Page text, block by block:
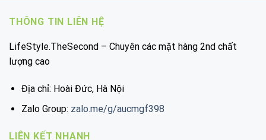
THÔNG TIN LIÊN HỆ
LifeStyle.TheSecond – Chuyên các mặt hàng 2nd chất
lượng cao
Địa chỉ: Hoài Đức, Hà Nội
Zalo Group: zalo.me/g/aucmgf398
LIÊN KẾT NHANH